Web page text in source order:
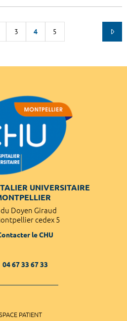
3 4 5
UNIVERSITAIRE
du Doyen Giraud
cedex 5
le CHU
04 67 33 67 33
PATIENT